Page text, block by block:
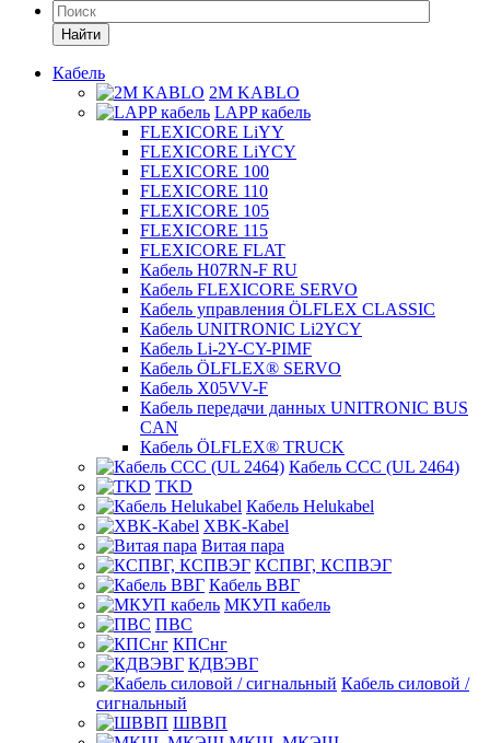
Найти
Кабель
2M KABLO
LAPP кабель
FLEXICORE LiYY
FLEXICORE LiYCY
FLEXICORE 100
FLEXICORE 110
FLEXICORE 105
FLEXICORE 115
FLEXICORE FLAT
Кабель H07RN-F RU
Кабель FLEXICORE SERVO
Кабель управления ÖLFLEX CLASSIC
Кабель UNITRONIC Li2YCY
Кабель Li-2Y-CY-PIMF
Кабель ÖLFLEX® SERVO
Кабель X05VV-F
Кабель передачи данных UNITRONIC BUS
CAN
Кабель ÖLFLEX® TRUCK
Кабель CCC (UL 2464)
TKD
Кабель Helukabel
XBK-Kabel
Витая пара
КСПВГ, КСПВЭГ
Кабель ВВГ
МКУП кабель
ПВС
КПСнг
КДВЭВГ
Кабель силовой /
сигнальный
ШВВП